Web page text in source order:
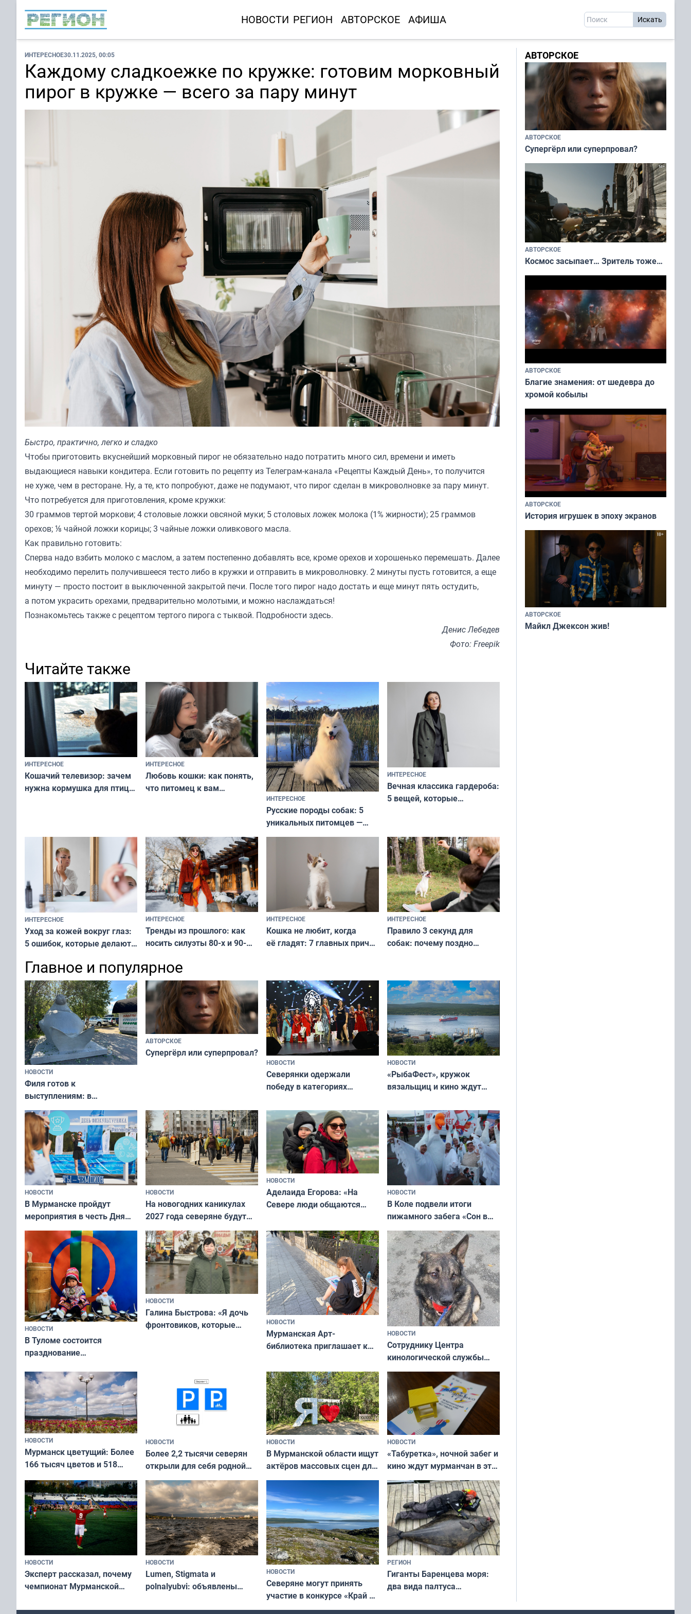
НОВОСТИ РЕГИОН АВТОРСКОЕ АФИША
ИНТЕРЕСНОЕ30.11.2025, 00:05
Каждому сладкоежке по кружке: готовим морковный
пирог в кружке — всего за пару минут
Быстро, практично, легко и сладко
Чтобы приготовить вкуснейший морковный пирог не обязательно надо потратить много сил, времени и иметь
выдающиеся навыки кондитера. Если готовить по рецепту из Телеграм-канала «Рецепты Каждый День», то получится
не хуже, чем в ресторане. Ну, а те, кто попробуют, даже не подумают, что пирог сделан в микроволновке за пару минут.
Что потребуется для приготовления, кроме кружки:
30 граммов тертой моркови; 4 столовые ложки овсяной муки; 5 столовых ложек молока (1% жирности); 25 граммов
орехов; ⅛ чайной ложки корицы; 3 чайные ложки оливкового масла.
Как правильно готовить:
Сперва надо взбить молоко с маслом, а затем постепенно добавлять все, кроме орехов и хорошенько перемешать. Далее
необходимо перелить получившееся тесто либо в кружки и отправить в микроволновку. 2 минуты пусть готовится, а еще
минуту — просто постоит в выключенной закрытой печи. После того пирог надо достать и еще минут пять остудить,
а потом украсить орехами, предварительно молотыми, и можно наслаждаться!
Познакомьтесь также с рецептом тертого пирога с тыквой. Подробности здесь.
Денис Лебедев
Фото: Freepik
Читайте также
ИНТЕРЕСНОЕ
Кошачий телевизор: зачем
нужна кормушка для птиц
ИНТЕРЕСНОЕ
Любовь кошки: как понять,
что питомец к вам
ИНТЕРЕСНОЕ
Русские породы собак: 5
уникальных питомцев —
национальные сокровища
и характером
ИНТЕРЕСНОЕ
Вечная классика гардероба:
5 вещей, которые
и актуально в любой сезон
ИНТЕРЕСНОЕ
Уход за кожей вокруг глаз:
5 ошибок, которые делают
и вернуть свежий взгляд
без дорогих средств
ИНТЕРЕСНОЕ
Тренды из прошлого: как
носить силуэты 80-х и 90-
современно и стильно без
переплат
ИНТЕРЕСНОЕ
Кошка не любит, когда
её гладят: 7 главных причин
независимому питомцу
ИНТЕРЕСНОЕ
Правило 3 секунд для
собак: почему поздно
питомцу всё сразу и без
криков
Главное и популярное
НОВОСТИ
Филя готов к
выступлениям: в
мурманском океанариуме
рассказали о состоянии
тюленей
АВТОРСКОЕ
Супергёрл или суперпровал?
НОВОСТИ
Северянки одержали
победу в категориях
«Мисс и Миссис Великая
Русь»
НОВОСТИ
«РыбаФест», кружок
вязальщиц и кино ждут
НОВОСТИ
В Мурманске пройдут
мероприятия в честь Дня
физкультурника
НОВОСТИ
На новогодних каникулах
2027 года северяне будут
отдыхать 11 дней
НОВОСТИ
Аделаида Егорова: «На
Севере люди общаются
а потому что
ты им интересен»
НОВОСТИ
В Коле подвели итоги
пижамного забега «Сон в
Олимпийскую ночь»
НОВОСТИ
В Туломе состоится
празднование
коренных народов мира
НОВОСТИ
Галина Быстрова: «Я дочь
фронтовиков, которые
НОВОСТИ
Мурманская Арт-
библиотека приглашает к
и фотографов
НОВОСТИ
Сотруднику Центра
кинологической службы
ищут новый дом
НОВОСТИ
Мурманск цветущий: Более
166 тысяч цветов и 518
НОВОСТИ
Более 2,2 тысячи северян
открыли для себя родной
край в рамках проекта
«Туризм для своих»
НОВОСТИ
В Мурманской области ищут
актёров массовых сцен для
съёмок в
короткометражном фильме
НОВОСТИ
«Табуретка», ночной забег и
кино ждут мурманчан в эти
выходные
НОВОСТИ
Эксперт рассказал, почему
чемпионат Мурманской
незамеченным
НОВОСТИ
Lumen, Stigmata и
polnalyubvi: объявлены
«Имандра» в 2026 года
НОВОСТИ
Северяне могут принять
участие в конкурсе «Край у
северной границы: фотогид
РЕГИОН
Гиганты Баренцева моря:
два вида палтуса
АВТОРСКОЕ
АВТОРСКОЕ
Супергёрл или суперпровал?
АВТОРСКОЕ
Космос засыпает… Зритель тоже…
АВТОРСКОЕ
Благие знамения: от шедевра до
хромой кобылы
АВТОРСКОЕ
История игрушек в эпоху экранов
АВТОРСКОЕ
Майкл Джексон жив!